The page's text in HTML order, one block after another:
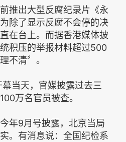
推出大型反腐纪录片《永
除了显示反腐不会停的决
在台上。而据香港媒体披
积压的举报材料超过500
不清〞。
当天，官媒披露过去三
万名官员被查。
年9月号披露，北京当局
。有消息说：全国纪检系